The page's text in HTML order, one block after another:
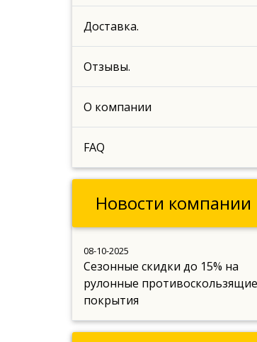
Доставка.
Отзывы.
О компании
FAQ
Новости компании
08-10-2025
Сезонные скидки до 15% на
рулонные противоскользящие
покрытия